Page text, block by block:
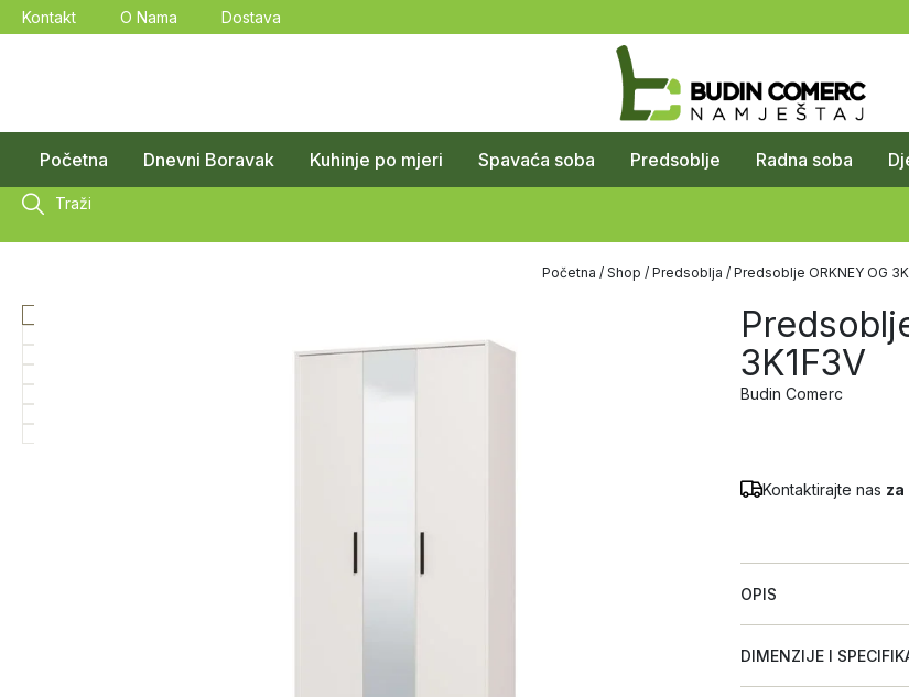
Kontakt O Nama Dostava
Početna Dnevni Boravak Kuhinje po mjeri Spavaća soba Predsoblje Radna soba
Traži
Početna / Shop / Predsoblja / Predsoblje ORKNEY OG
3K1F3V
Budin Comerc
Kontaktirajte nas za
OPIS
DIMENZIJE I